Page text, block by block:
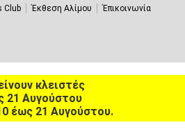
Club Έκθεση Αλίμου Έπικοινωνία
κλειστές
21 Αυγούστου
έως 21 Αυγούστου.